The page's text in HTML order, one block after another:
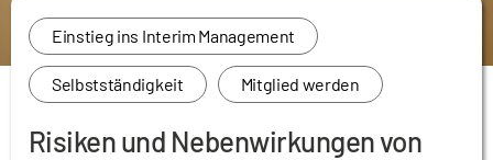
Einstieg ins Interim Management
Selbstständigkeit Mitglied werden
Risiken und Nebenwirkungen von